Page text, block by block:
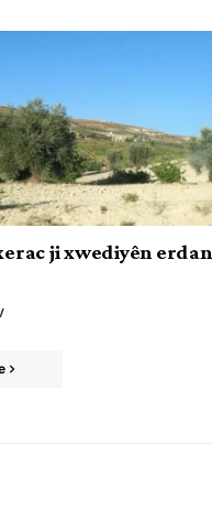
ji xwediyên erdan